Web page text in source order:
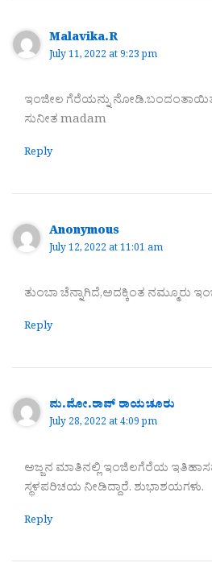
Malavika.R
July 11, 2022 at 9:23 pm
ಇಂಜೀಲ ಗೆರೆಯನ್ನು ನೋಡಿ.ಬಂದಂತಾಯಿತು
ಸುನೀತ madam
Reply
Anonymous
July 12, 2022 at 11:01 am
ತುಂಬಾ ಚೆನ್ನಾಗಿದೆ,ಅದಕ್ಕಿಂತ ನಮ್ಮೂರು
Reply
ಮ.ಮೋ.ರಾವ್ ರಾಯಚೂರು
July 28, 2022 at 4:09 pm
ಅಜ್ಜನ ಮಾತಿನಲ್ಲಿ ಇಂಜಿಲಗೆರೆಯ
ಸ್ಥಳಪರಿಚಯ ನೀಡಿದ್ದಾರೆ. ಶುಭಾಶಯಗಳು.
Reply